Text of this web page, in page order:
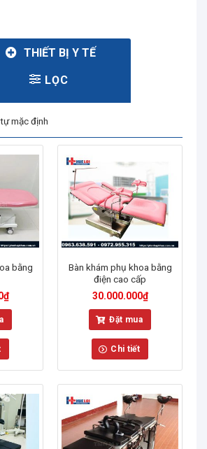
THIẾT BỊ Y TẾ
LỌC
bằng
₫
Bàn khám phụ khoa bằng
điện cao cấp
30.000.000₫
Đặt mua
Chi tiết